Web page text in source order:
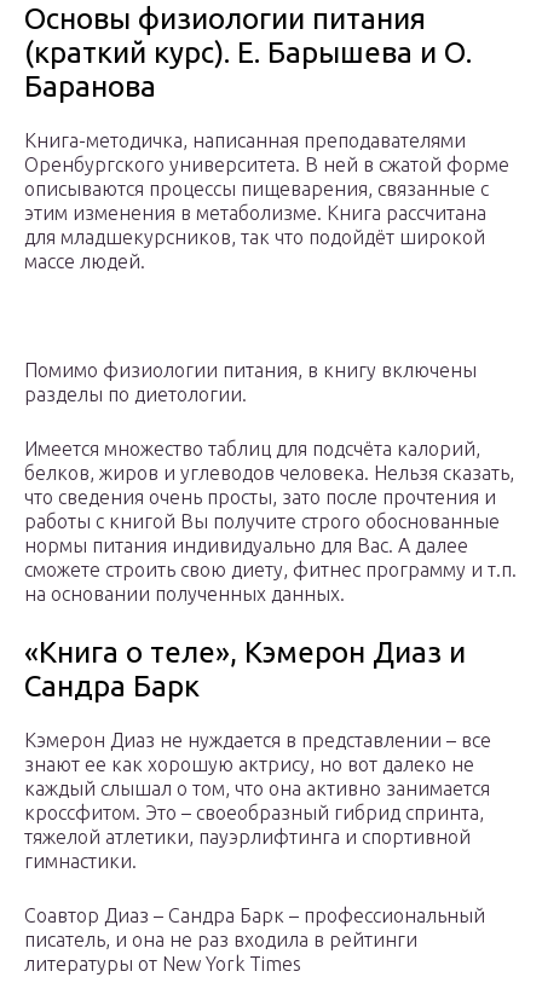
Основы физиологии питания
(краткий курс). Е. Барышева и О.
Баранова
Книга-методичка, написанная преподавателями
Оренбургского университета. В ней в сжатой форме
описываются процессы пищеварения, связанные с
этим изменения в метаболизме. Книга рассчитана
для младшекурсников, так что подойдёт широкой
массе людей.
Помимо физиологии питания, в книгу включены
разделы по диетологии.
Имеется множество таблиц для подсчёта калорий,
белков, жиров и углеводов человека. Нельзя сказать,
что сведения очень просты, зато после прочтения и
работы с книгой Вы получите строго обоснованные
нормы питания индивидуально для Вас. А далее
сможете строить свою диету, фитнес программу и т.п.
на основании полученных данных.
«Книга о теле», Кэмерон Диаз и
Сандра Барк
Кэмерон Диаз не нуждается в представлении – все
знают ее как хорошую актрису, но вот далеко не
каждый слышал о том, что она активно занимается
кроссфитом. Это – своеобразный гибрид спринта,
тяжелой атлетики, пауэрлифтинга и спортивной
гимнастики.
Соавтор Диаз – Сандра Барк – профессиональный
писатель, и она не раз входила в рейтинги
литературы от New York Times